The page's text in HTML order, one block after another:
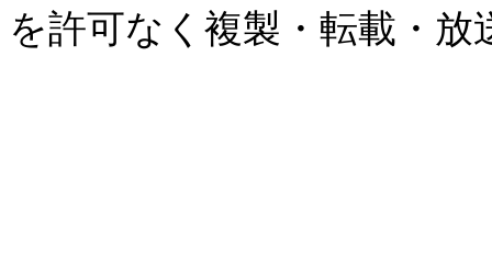
を許可なく複製・転載・